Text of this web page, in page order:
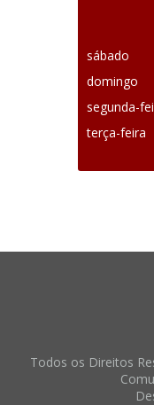
sábado
domingo
segunda-
terça-feira
Todos os Direitos